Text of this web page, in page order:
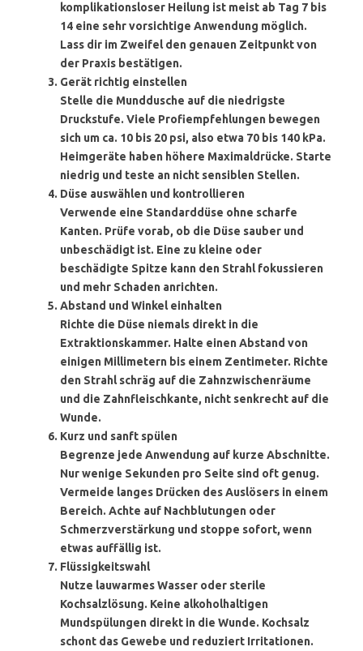
komplikationsloser Heilung ist meist ab Tag 7 bis
14 eine sehr vorsichtige Anwendung möglich.
Lass dir im Zweifel den genauen Zeitpunkt von
der Praxis bestätigen.
Gerät richtig einstellen
Stelle die Munddusche auf die niedrigste
Druckstufe. Viele Profiempfehlungen bewegen
sich um ca. 10 bis 20 psi, also etwa 70 bis 140 kPa.
Heimgeräte haben höhere Maximaldrücke. Starte
niedrig und teste an nicht sensiblen Stellen.
Düse auswählen und kontrollieren
Verwende eine Standarddüse ohne scharfe
Kanten. Prüfe vorab, ob die Düse sauber und
unbeschädigt ist. Eine zu kleine oder
beschädigte Spitze kann den Strahl fokussieren
und mehr Schaden anrichten.
Abstand und Winkel einhalten
Richte die Düse niemals direkt in die
Extraktionskammer. Halte einen Abstand von
einigen Millimetern bis einem Zentimeter. Richte
den Strahl schräg auf die Zahnzwischenräume
und die Zahnfleischkante, nicht senkrecht auf die
Wunde.
Kurz und sanft spülen
Begrenze jede Anwendung auf kurze Abschnitte.
Nur wenige Sekunden pro Seite sind oft genug.
Vermeide langes Drücken des Auslösers in einem
Bereich. Achte auf Nachblutungen oder
Schmerzverstärkung und stoppe sofort, wenn
etwas auffällig ist.
Flüssigkeitswahl
Nutze lauwarmes Wasser oder sterile
Kochsalzlösung. Keine alkoholhaltigen
Mundspülungen direkt in die Wunde. Kochsalz
schont das Gewebe und reduziert Irritationen.